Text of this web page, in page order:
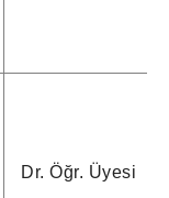
Dr. Öğr. Üyesi